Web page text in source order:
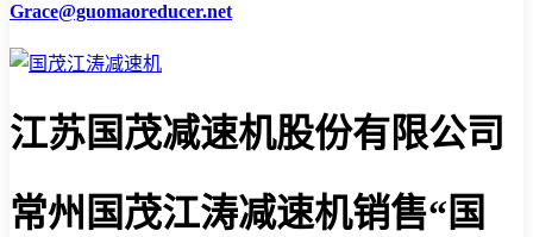
Grace@guomaoreducer.net
江苏国茂减速机股份有限公司
常州国茂江涛减速机销售“国